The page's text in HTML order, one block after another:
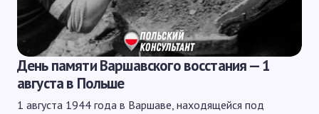
День памяти Варшавского восстания — 1
августа в Польше
1 августа 1944 года в Варшаве, находящейся под